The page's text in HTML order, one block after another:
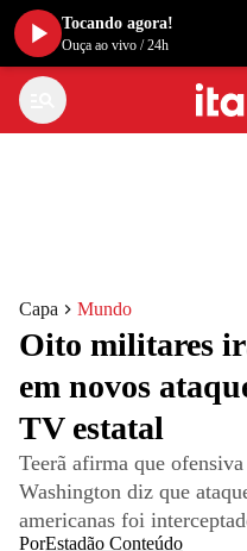
Capa Mundo
Oito militares
em novos
TV estatal
Teerã afirma que
Washington diz que
americanas foi
PorEstadão Conteúdo
Tocando agora!
Ouça ao vivo /24h